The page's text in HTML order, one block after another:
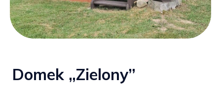
Domek „Zielony”